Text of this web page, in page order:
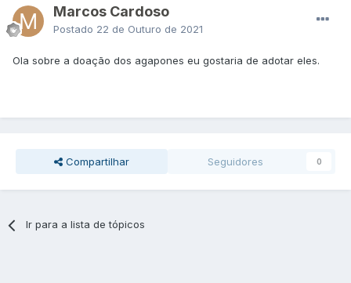
Marcos Cardoso
Postado 22 de Outuro de 2021
Ola sobre a doação dos agapones eu gostaria de adotar eles.
Compartilhar Seguidores 0
Ir para a lista de tópicos